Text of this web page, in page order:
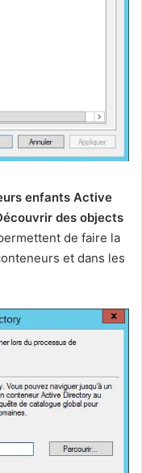
enfants Active
des objects
de faire la
et dans les